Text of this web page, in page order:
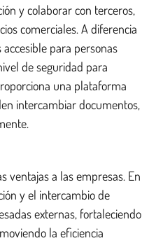
y colaborar con terceros,
comerciales. A diferencia
para personas
de seguridad para
una plataforma
intercambiar documentos,
ventajas a las empresas. En
y el intercambio de
externas, fortaleciendo
la eficiencia